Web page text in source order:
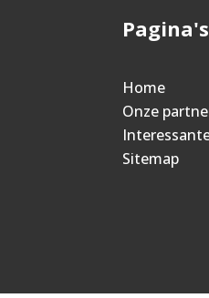
Pagina's
Home
Onze
Sitemap